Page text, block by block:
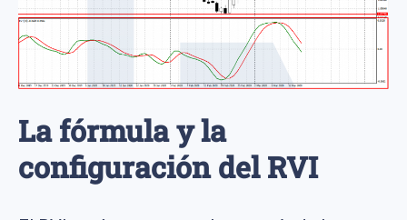
La fórmula y la
configuración del RVI